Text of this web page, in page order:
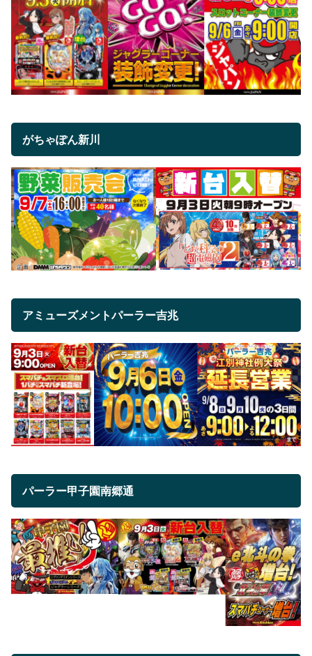
がちゃぽん新川
アミューズメントパーラー吉兆
パーラー甲子園南郷通